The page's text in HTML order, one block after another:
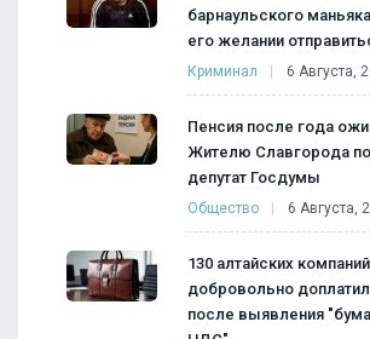
барнаульского
его желании
Криминал 6 Августа,
Пенсия после года
Жителю Славгорода
депутат Госдумы
Общество 6 Августа,
130 алтайских компаний
добровольно
после выявления